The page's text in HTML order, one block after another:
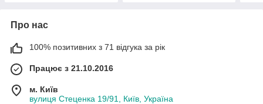
Про нас
100% позитивних з 71 відгука за рік
Працює з 21.10.2016
м. Київ
вулиця Стеценка 19/91, Київ, Україна